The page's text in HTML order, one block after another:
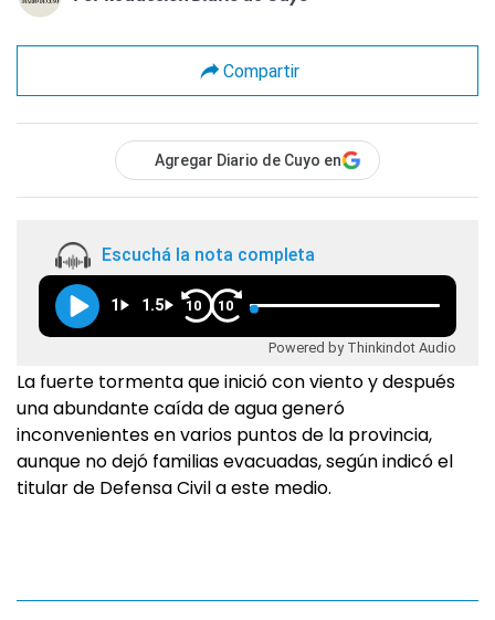
Compartir
Agregar Diario de Cuyo en
Escuchá la nota completa
1 1.5 10 10
Powered by Thinkindot Audio
La fuerte tormenta que inició con viento y después
una abundante caída de agua generó
inconvenientes en varios puntos de la provincia,
aunque no dejó familias evacuadas, según indicó el
titular de Defensa Civil a este medio.